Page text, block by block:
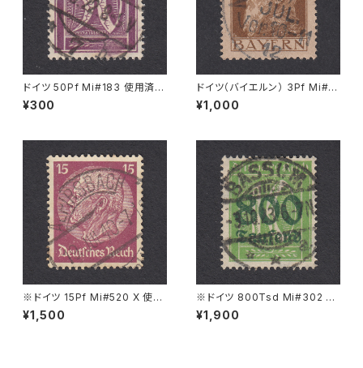
ドイツ 50Pf Mi#183 使用済み
切手｜LEIPZIG 8.5.1922
¥300
ドイツ（バイエルン） 3Pf Mi#7
6 使用済み切手｜NEUSTADT
27.JUL.1912
¥1,000
※ドイツ 15Pf Mi#520 X 使用
済み切手｜ALPIRSBACH 19.J
UL.1940
¥1,500
※ドイツ 800Tsd Mi#302 A
使用済み切手｜BASSUM 3.1
0.1923
¥1,900